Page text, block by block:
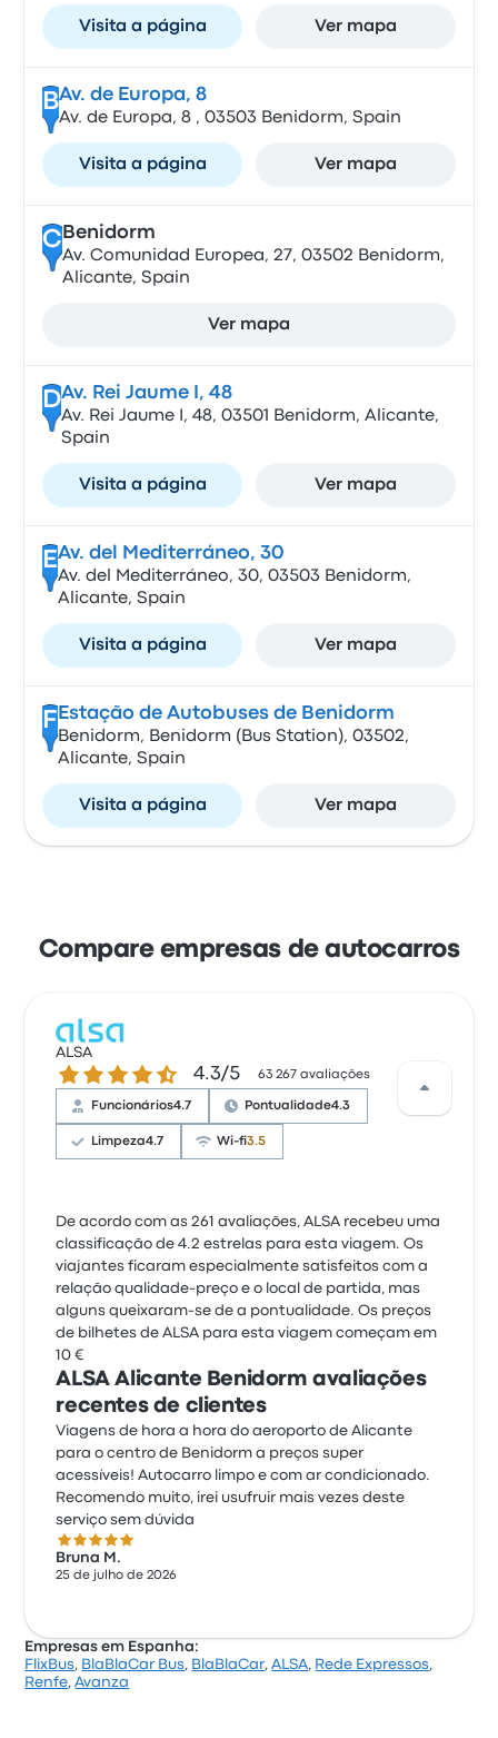
Visita a página Ver mapa
BAv. de Europa, 8
Av. de Europa, 8 , 03503 Benidorm, Spain
Visita a página Ver mapa
CBenidorm
Av. Comunidad Europea, 27, 03502 Benidorm,
Alicante, Spain
Ver mapa
DAv. Rei Jaume I, 48
Av. Rei Jaume I, 48, 03501 Benidorm, Alicante,
Spain
Visita a página Ver mapa
EAv. del Mediterráneo, 30
Av. del Mediterráneo, 30, 03503 Benidorm,
Alicante, Spain
Visita a página Ver mapa
F Estação de Autobuses de Benidorm
Benidorm, Benidorm (Bus Station), 03502,
Alicante, Spain
Visita a página Ver mapa
Compare empresas de autocarros
ALSA
4.3 de 5 estrelas 4.3/5 63 267 avaliações
Funcionários4.7 Pontualidade4.3
Limpeza4.7 Wi-fi3.5
De acordo com as 261 avaliações, ALSA recebeu uma
classificação de 4.2 estrelas para esta viagem. Os
viajantes ficaram especialmente satisfeitos com a
relação qualidade-preço e o local de partida, mas
alguns queixaram-se de a pontualidade. Os preços
de bilhetes de ALSA para esta viagem começam em
10 €
ALSA Alicante Benidorm avaliações
recentes de clientes
Viagens de hora a hora do aeroporto de Alicante
para o centro de Benidorm a preços super
acessíveis! Autocarro limpo e com ar condicionado.
Recomendo muito, irei usufruir mais vezes deste
serviço sem dúvida
5.0 de 5 estrelas
Bruna M.
25 de julho de 2026
Empresas em Espanha:
FlixBus, BlaBlaCar Bus, BlaBlaCar,ALSA, Rede Expressos,
Renfe,Avanza